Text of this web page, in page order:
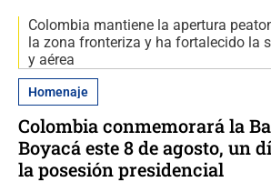
Colombia mantiene la apertura
la zona fronteriza y ha fortalecido la
y aérea
Homenaje
Colombia conmemorará la
Boyacá este 8 de agosto, un
la posesión presidencial